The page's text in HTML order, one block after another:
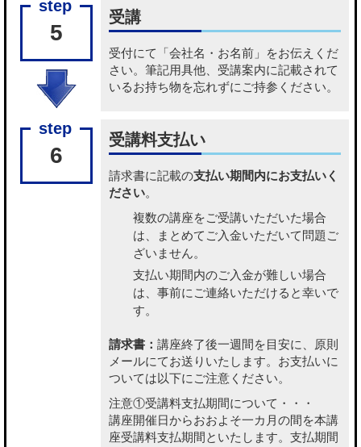
5
受講
受付にて「会社名・お名前」をお伝えくだ
さい。筆記用具他、受講案内に記載されて
いるお持ち物を忘れずにご持参ください。
6
受講料支払い
請求書に記載の支払い期間内にお支払いく
ださい。
複数の講座をご受講いただいた場合
は、まとめてご入金いただいて問題ご
ざいません。
支払い期間内のご入金が難しい場合
は、事前にご連絡いただけると幸いで
す。
請求書： 講座終了後一週間を目安に、原則
メールにてお送りいたします。お支払いに
ついては以下にご注意ください。
注意①受講料支払期間について・・・
講座開催日からおおよそ一カ月の間を本講
座受講料支払期間といたします。支払期間